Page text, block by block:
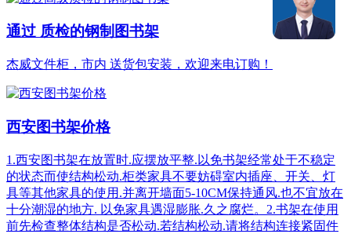
通过 质检的钢制图书架
杰威文件柜，市内 送货包安装，欢迎来电订购！
西安图书架价格
1.西安图书架在放置时.应摆放平整.以免书架经常处于不稳定
的状态而使结构松动.柜类家具不要妨碍室内插座、开关、灯
具等其他家具的使用.并离开墙面5-10CM保持通风.也不宜放在
十分潮湿的地方. 以免家具遇湿膨胀.久之腐烂。2.书架在使用
前先检查整体结构是否松动.若结构松动.请将结构连接紧固件